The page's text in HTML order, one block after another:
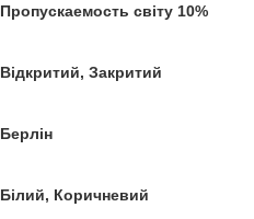
Пропускаемость світу 10%
Відкритий, Закритий
Берлін
Білий, Коричневий